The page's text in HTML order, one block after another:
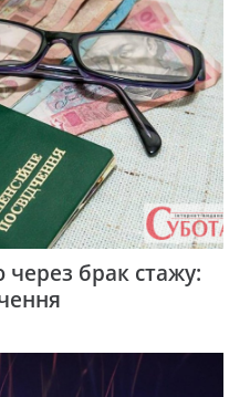
брак стажу: